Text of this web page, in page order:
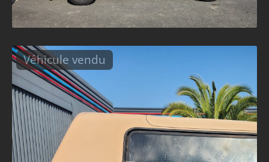
Véhicule vendu